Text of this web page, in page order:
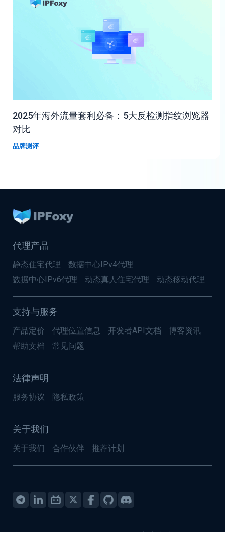
2025年海外流量套利必备：5大反检测指纹浏览器
对比
品牌测评
代理产品
静态住宅代理
数据中心IPv4代理
数据中心IPv6代理
动态真人住宅代理 动态移动代理
支持与服务
产品定价 代理位置信息 开发者API文档
博客资讯
帮助文档
常见问题
法律声明
服务协议 隐私政策
关于我们
关于我们 合作伙伴 推荐计划